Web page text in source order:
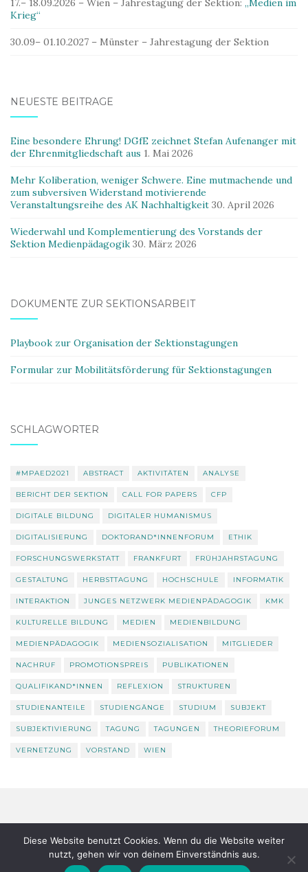
17.– 18.09.2026 – Wien – Jahrestagung der Sektion: „Medien im
Krieg“
30.09– 01.10.2027 – Münster – Jahrestagung der Sektion
NEUESTE BEITRÄGE
Eine besondere Ehrung! DGfE zeichnet Stefan Aufenanger mit
der Ehrenmitgliedschaft aus 1. Mai 2026
Mehr Koliberation, weniger Schwere. Eine mutmachende und
zum subversiven Widerstand motivierende
Veranstaltungsreihe des AK Nachhaltigkeit 30. April 2026
Wiederwahl und Komplementierung des Vorstands der
Sektion Medienpädagogik 30. März 2026
DOKUMENTE ZUR SEKTIONSARBEIT
Playbook zur Organisation der Sektionstagungen
Formular zur Mobilitätsförderung für Sektionstagungen
SCHLAGWÖRTER
#MPAED2021 ABSTRACT AKTIVITÄTEN ANALYSE
BERICHT DER SEKTION CALL FOR PAPERS CFP
DIGITALE BILDUNG DIGITALER HUMANISMUS
DIGITALISIERUNG DOKTORAND*INNENFORUM ETHIK
FORSCHUNGSWERKSTATT FRANKFURT FRÜHJAHRSTAGUNG
GESTALTUNG HERBSTTAGUNG HOCHSCHULE INFORMATIK
INTERAKTION JUNGES NETZWERK MEDIENPÄDAGOGIK KMK
KULTURELLE BILDUNG MEDIEN MEDIENBILDUNG
MEDIENPÄDAGOGIK MEDIENSOZIALISATION MITGLIEDER
NACHRUF PROMOTIONSPREIS PUBLIKATIONEN
QUALIFIKAND*INNEN REFLEXION STRUKTUREN
STUDIENANTEILE STUDIENGÄNGE STUDIUM SUBJEKT
SUBJEKTIVIERUNG TAGUNG TAGUNGEN THEORIEFORUM
VERNETZUNG VORSTAND WIEN
Datenschutz Über uns
Diese Website benutzt Cookies. Wenn du die Website weiter
nutzt, gehen wir von deinem Einverständnis aus.